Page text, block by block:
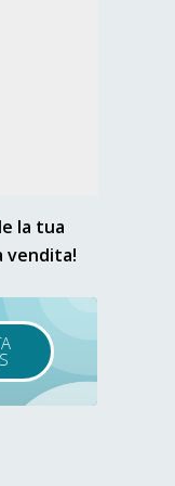
la tua
vendita!